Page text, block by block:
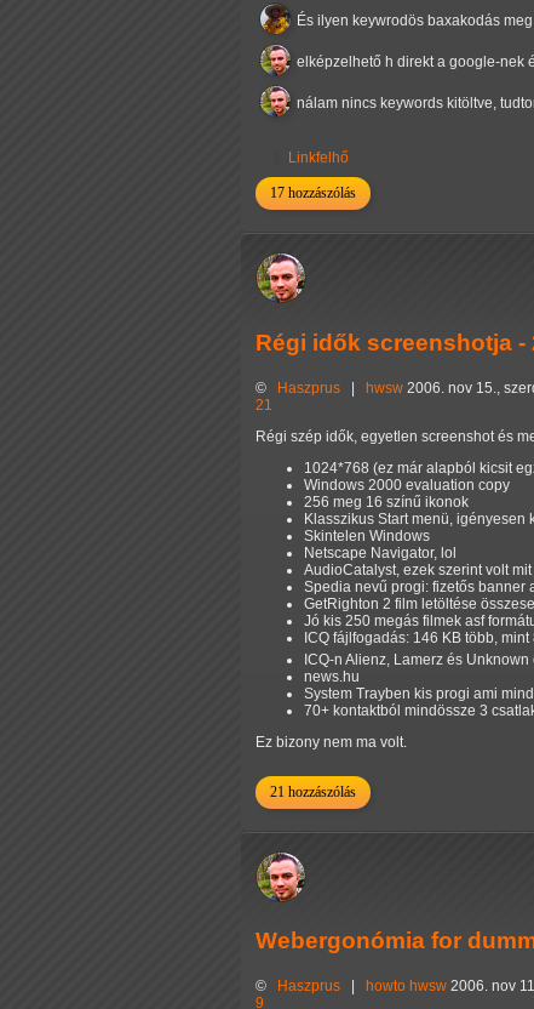
És ilyen keywrodös baxakodás
elképzelhető h direkt a google-nek
nálam nincs keywords kitöltve,
Linkfelhő
17 hozzászólás
Régi idők screenshotja -
© Haszprus | hwsw 2006. nov 15.,
21
Régi szép idők, egyetlen screenshot és
1024*768 (ez már alapból kicsit
Windows 2000 evaluation copy
256 meg 16 színű ikonok
Klasszikus Start menü, igényesen
Skintelen Windows
Netscape Navigator, lol
AudioCatalyst, ezek szerint volt
Spedia nevű progi: fizetős banner
GetRighton 2 film letöltése
Jó kis 250 megás filmek asf
ICQ fájlfogadás: 146 KB több, mint
ICQ-n Alienz, Lamerz és
news.hu
System Trayben kis progi ami
70+ kontaktból mindössze 3
Ez bizony nem ma volt.
21 hozzászólás
Webergonómia for
© Haszprus howto hwsw 2006. nov
9